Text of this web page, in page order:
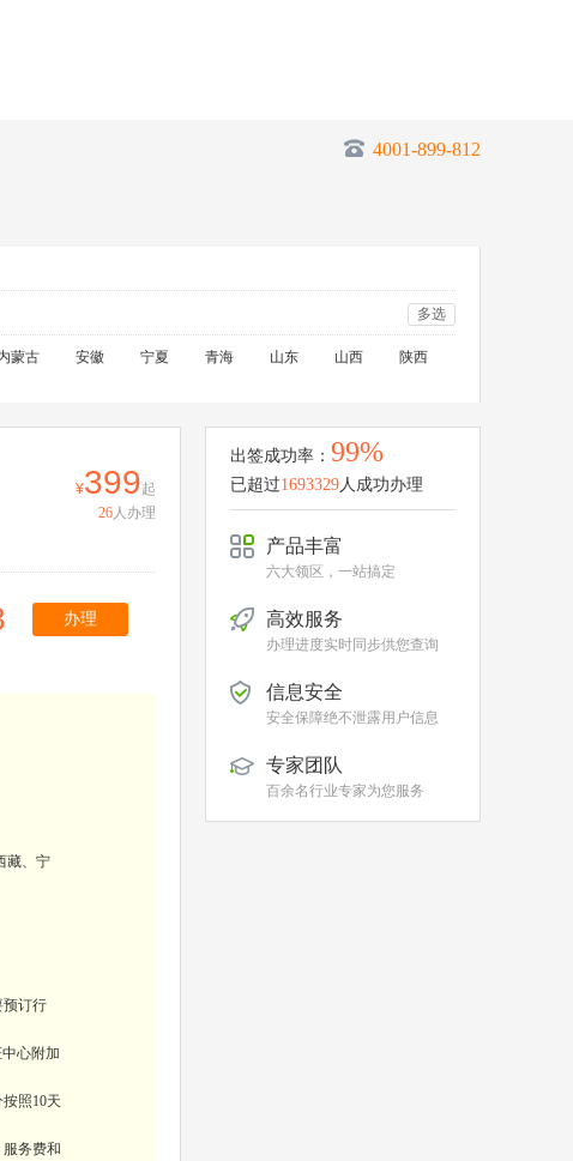
4001-899-812
多选
蒙古 安徽 宁夏 青海 山东 山西
陕西
399起
26人办理
办理
藏、宁
预订行
心附加
照10天
务费和
出签成功率： 99%
已超过1693329人成功办理
产品丰富
六大领区，一站搞定
高效服务
办理进度实时同步供您查询
信息安全
安全保障绝不泄露用户信息
专家团队
百余名行业专家为您服务